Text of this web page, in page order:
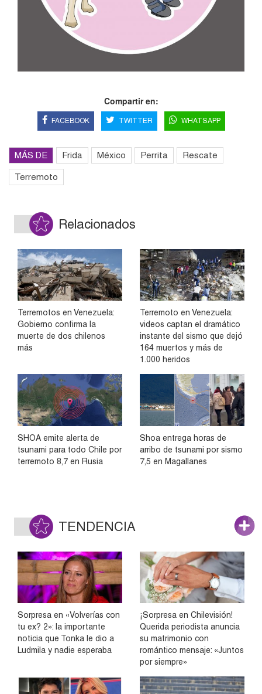
Compartir en:
FACEBOOK TWITTER WHATSAPP
MÁS DE Frida México Perrita Rescate
Terremoto
Relacionados
Terremotos en Venezuela:
Gobierno confirma la
muerte de dos chilenos
más
Terremoto en Venezuela:
videos captan el dramático
instante del sismo que dejó
164 muertos y más de
1.000 heridos
SHOA emite alerta de
tsunami para todo Chile por
terremoto 8,7 en Rusia
Shoa entrega horas de
arribo de tsunami por sismo
7,5 en Magallanes
TENDENCIA
Sorpresa en «Volverías con
tu ex? 2»: la importante
noticia que Tonka le dio a
Ludmila y nadie esperaba
¡Sorpresa en Chilevisión!
Querida periodista anuncia
su matrimonio con
romántico mensaje: «Juntos
por siempre»